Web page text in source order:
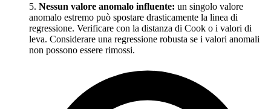
5. Nessun valore anomalo influente: un singolo valore
anomalo estremo può spostare drasticamente la linea di
regressione. Verificare con la distanza di Cook o i valori di
leva. Considerare una regressione robusta se i valori anomali
non possono essere rimossi.